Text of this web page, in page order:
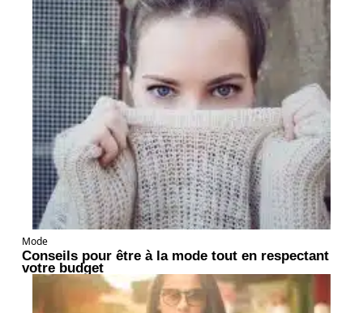
Mode
Conseils pour être à la mode tout en respectant
votre budget